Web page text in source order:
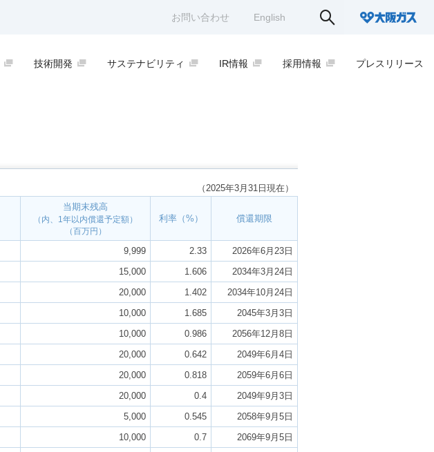
お問い合わせ English
技術開発 サステナビリティ IR情報 採用情報 プレスリリース
（2025年3月31日現在）
当期末残高
（内、1年以内償還予定額）
（百万円）
利率（%） 償還期限
9,999 2.33
2026年6月23日
15,000 1.606
2034年3月24日
20,000 1.402
2034年10月24日
10,000 1.685
2045年3月3日
10,000 0.986
2056年12月8日
20,000 0.642
2049年6月4日
20,000 0.818
2059年6月6日
20,000 0.4
2049年9月3日
5,000 0.545
2058年9月5日
10,000 0.7
2069年9月5日